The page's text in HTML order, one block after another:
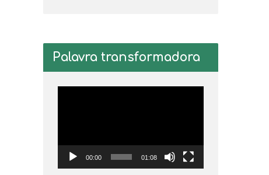
Palavra transformadora
00:00 01:08